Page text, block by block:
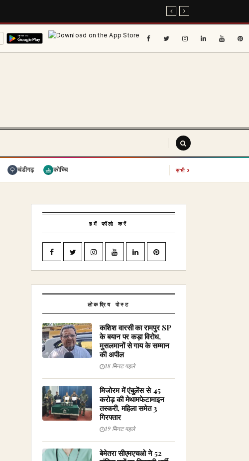
चंडीगढ़ कोच्चि सभी›
हमें फॉलो करें
लोकप्रिय पोस्ट
कशिश वारसी का रामपुर SP
के बयान पर कड़ा विरोध,
मुसलमानों से गाय के सम्मान
की अपील
18 मिनट पहले
मिजोरम में एंबुलेंस से ₹45
करोड़ की मेथामफेटामाइन
तस्करी, महिला समेत 3
गिरफ्तार
19 मिनट पहले
बेमेतरा सीएमएचओ ने 52